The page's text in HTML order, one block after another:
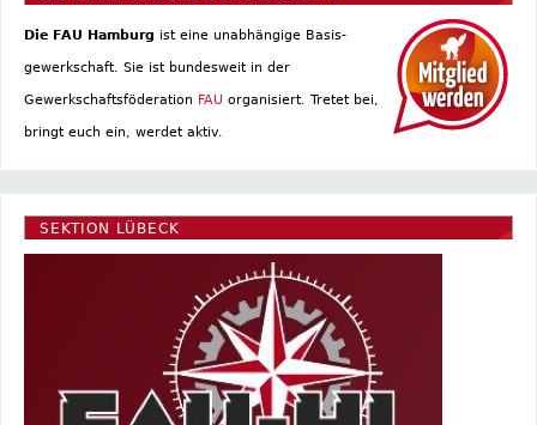
Die FAU Hamburg ist eine un­abhängige Basis­
gewerkschaft. Sie ist bundesweit in der
Gewerkschaftsföderation FAU organisiert. Tretet bei,
bringt euch ein, werdet aktiv.
SEKTION LÜBECK